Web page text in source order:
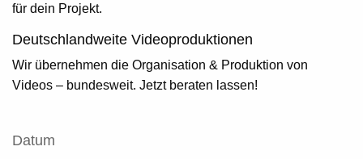
für dein Projekt.
Deutschlandweite Videoproduktionen
Wir übernehmen die Organisation & Produktion von
Videos – bundesweit. Jetzt beraten lassen!
Datum